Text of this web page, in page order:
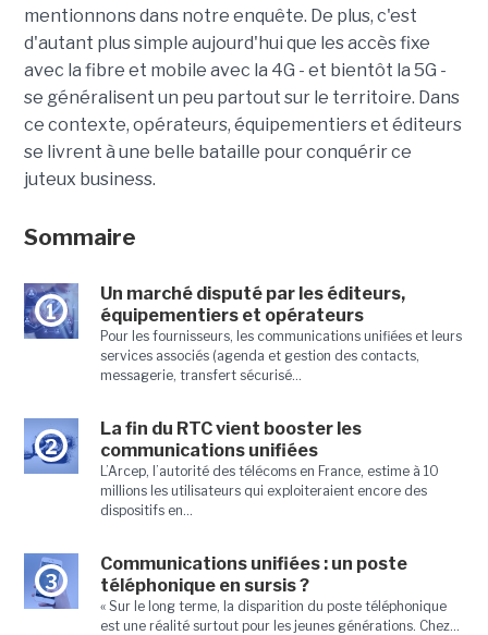
mentionnons dans notre enquête. De plus, c'est
d'autant plus simple aujourd'hui que les accès fixe
avec la fibre et mobile avec la 4G - et bientôt la 5G -
se généralisent un peu partout sur le territoire. Dans
ce contexte, opérateurs, équipementiers et éditeurs
se livrent à une belle bataille pour conquérir ce
juteux business.
Sommaire
1
Un marché disputé par les éditeurs,
équipementiers et opérateurs
Pour les fournisseurs, les communications unifiées et leurs
services associés (agenda et gestion des contacts,
messagerie, transfert sécurisé...
2
La fin du RTC vient booster les
communications unifiées
L’Arcep, l’autorité des télécoms en France, estime à 10
millions les utilisateurs qui exploiteraient encore des
dispositifs en...
3
Communications unifiées : un poste
téléphonique en sursis ?
« Sur le long terme, la disparition du poste téléphonique
est une réalité surtout pour les jeunes générations. Chez...